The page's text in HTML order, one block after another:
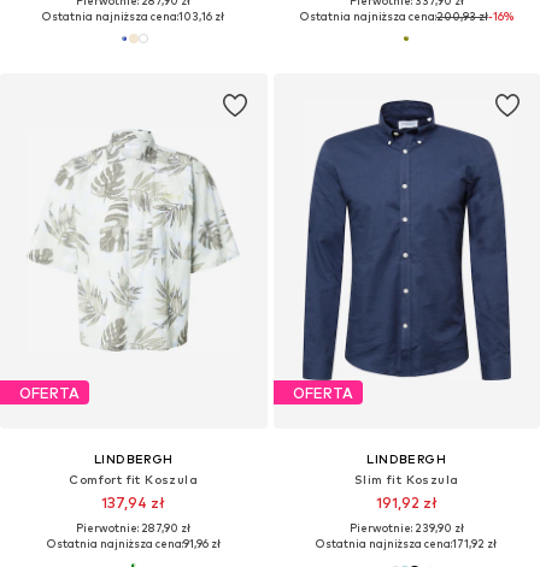
Ostatnia najniższa cena:103,16 zł
Ostatnia najniższa cena:200,93 zł-16%
OFERTA
LINDBERGH
Comfort fit Koszula
137,94 zł
Pierwotnie: 287,90 zł
Ostatnia najniższa cena:91,96 zł
OFERTA
LINDBERGH
Slim fit Koszula
191,92 zł
Pierwotnie: 239,90 zł
Ostatnia najniższa cena:171,92 zł